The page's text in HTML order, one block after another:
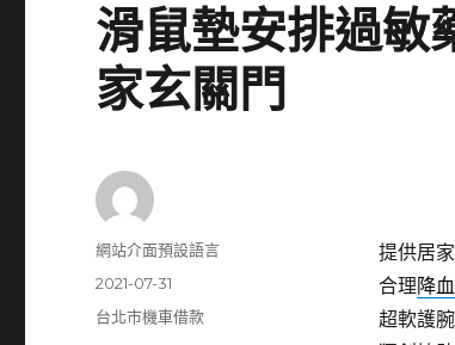
滑鼠墊安排過敏
家玄關門
提供居
合理降
超軟護
作
網站介面預設語言
發
佈
2021-07-31
分
台北市機車借款